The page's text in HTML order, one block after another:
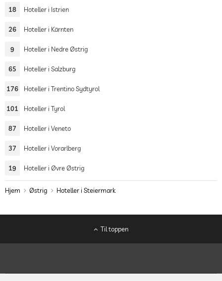
18 Hoteller i Istrien
26 Hoteller i Kärnten
9 Hoteller i Nedre Østrig
65 Hoteller i Salzburg
176 Hoteller i Trentino Sydtyrol
101 Hoteller i Tyrol
87 Hoteller i Veneto
37 Hoteller i Vorarlberg
19 Hoteller i Øvre Østrig
Hjem Østrig Hoteller i Steiermark
Til toppen